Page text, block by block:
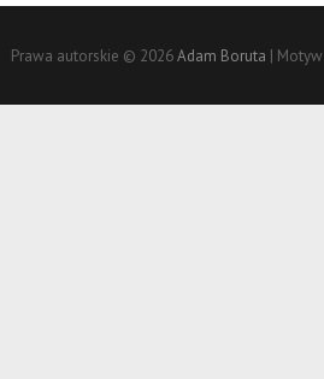
Prawa autorskie © 2026Adam Boruta |